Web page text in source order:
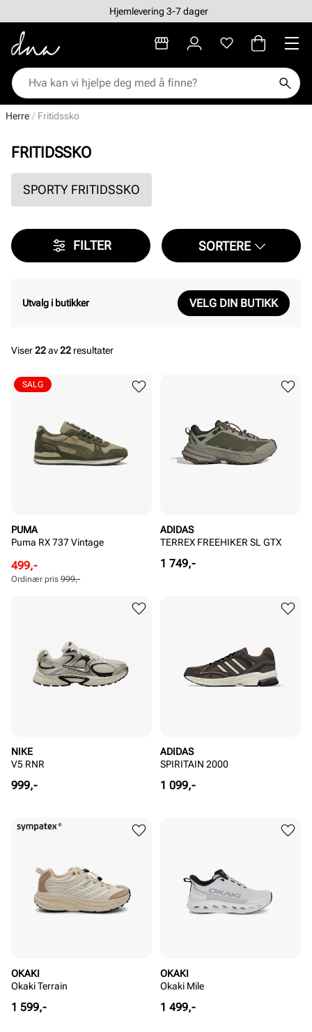
Hjemlevering 3-7 dager
Herre Fritidssko
FRITIDSSKO
SPORTY FRITIDSSKO
FILTER SORTERE
Utvalg i butikker VELG DIN BUTIKK
Viser22av22 resultater
PUMA
Puma RX 737 Vintage
Rabattert
pris
499,-
Ordinær
pris
Ordinær pris 999,-
SALG
ADIDAS
TERREX FREEHIKER SL GTX
Pris
1 749,-
NIKE
V5 RNR
Pris
999,-
ADIDAS
SPIRITAIN 2000
Pris
1 099,-
OKAKI
Okaki Terrain
Pris
1 599,-
OKAKI
Okaki Mile
Pris
1 499,-